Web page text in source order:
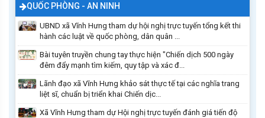
QUỐC PHÒNG - AN NINH
UBND xã Vĩnh Hưng tham dự hội nghị trực tuyến tổng kết thi
hành các luật về quốc phòng, dân quân ...
Bài tuyên truyền chung tay thực hiện "Chiến dịch 500 ngày
đêm đẩy mạnh tìm kiếm, quy tập và xác đ...
Lãnh đạo xã Vĩnh Hưng khảo sát thực tế tại các nghĩa trang
liệt sĩ, chuẩn bị triển khai Chiến dịc...
Xã Vĩnh Hưng tham dự Hội nghị trực tuyến đánh giá tiến độ